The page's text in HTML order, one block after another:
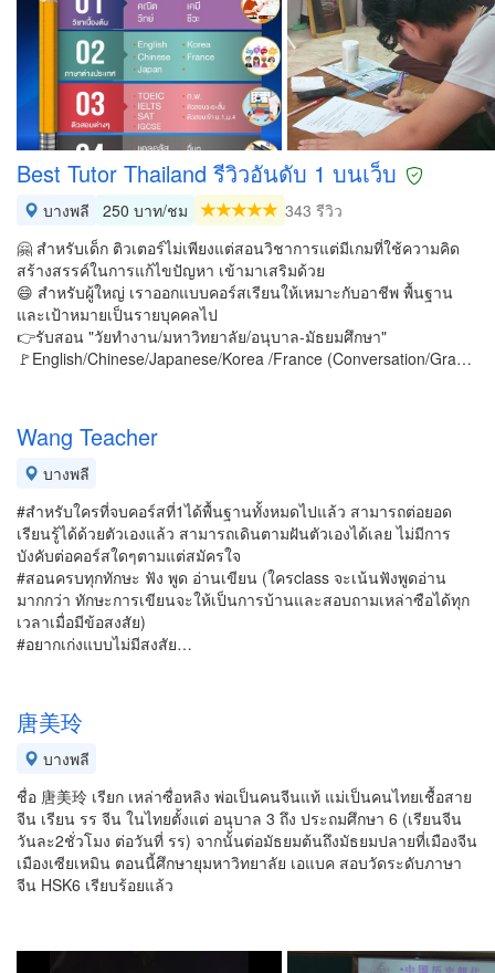
Best Tutor Thailand รีวิวอันดับ 1 บนเว็บ
บางพลี 250 บาท/ชม
343 รีวิว
🤗 สำหรับเด็ก ติวเตอร์ไม่เพียงแต่สอนวิชาการแต่มีเกมที่ใช้ความคิด
สร้างสรรค์ในการแก้ไขปัญหา เข้ามาเสริมด้วย
😄 สำหรับผู้ใหญ่ เราออกแบบคอร์สเรียนให้เหมาะกับอาชีพ พื้นฐาน
และเป้าหมายเป็นรายบุคคลไป
👉รับสอน "วัยทำงาน/มหาวิทยาลัย/อนุบาล-มัธยมศึกษา"
🚩English/Chinese/Japanese/Korea /France (Conversation/Gra…
Wang Teacher
บางพลี
#สำหรับใครที่จบคอร์สที่1ได้พื้นฐานทั้งหมดไปแล้ว สามารถต่อยอด
เรียนรู้ได้ด้วยตัวเองแล้ว สามารถเดินตามฝันตัวเองได้เลย ไม่มีการ
บังคับต่อคอร์สใดๆตามแต่สมัครใจ
#สอนครบทุกทักษะ ฟัง พูด อ่านเขียน (ใครclass จะเน้นฟังพูดอ่าน
มากกว่า ทักษะการเขียนจะให้เป็นการบ้านและสอบถามเหล่าซือได้ทุก
เวลาเมื่อมีข้อสงสัย)
#อยากเก่งแบบไม่มีสงสัย…
唐美玲
บางพลี
ชื่อ 唐美玲 เรียก เหล่าซื่อหลิง พ่อเป็นคนจีนแท้ แม่เป็นคนไทยเชื้อสาย
จีน เรียน รร จีน ในไทยตั้งแต่ อนุบาล 3 ถึง ประถมศึกษา 6 (เรียนจีน
วันละ2ชั่วโมง ต่อวันที่ รร) จากนั้นต่อมัธยมต้นถึงมัธยมปลายที่เมืองจีน
เมืองเซียเหมิน ตอนนี้ศึกษายุมหาวิทยาลัย เอแบค สอบวัดระดับภาษา
จีน HSK6 เรียบร้อยแล้ว